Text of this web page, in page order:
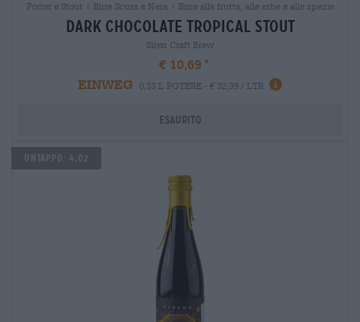
Porter e Stout | Birra Scura e Nera | Birre alla frutta, alle erbe e alle spezie
dark chocolate tropical stout
Siren Craft Brew
€ 10,69
EINWEG
0,33 L POTERE - € 32,39 / LTR
Esaurito
Untappd: 4,02